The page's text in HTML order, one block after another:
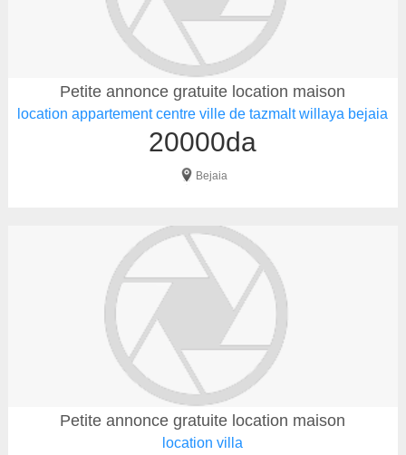
Petite annonce gratuite location maison
location appartement centre ville de tazmalt willaya bejaia
20000da
Bejaia
Petite annonce gratuite location maison
location villa